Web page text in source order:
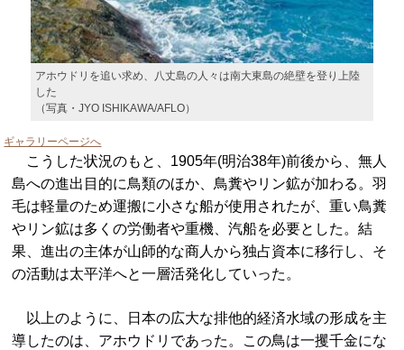
アホウドリを追い求め、八丈島の人々は南大東島の絶壁を登り上陸
した
（写真・JYO ISHIKAWA/AFLO）
ギャラリーページへ
こうした状況のもと、1905年(明治38年)前後から、無人
島への進出目的に鳥類のほか、鳥糞やリン鉱が加わる。羽
毛は軽量のため運搬に小さな船が使用されたが、重い鳥糞
やリン鉱は多くの労働者や重機、汽船を必要とした。結
果、進出の主体が山師的な商人から独占資本に移行し、そ
の活動は太平洋へと一層活発化していった。
以上のように、日本の広大な排他的経済水域の形成を主
導したのは、アホウドリであった。この鳥は一攫千金にな